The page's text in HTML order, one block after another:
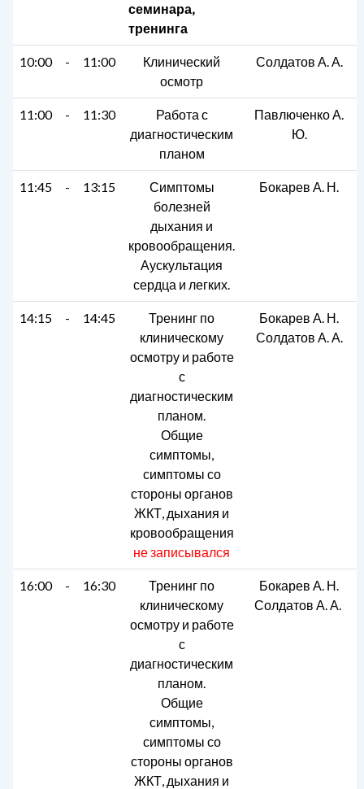
семинара,
тренинга
10:00 - 11:00
Клинический
осмотр
Солдатов А. А.
11:00 - 11:30
Работа с
диагностическим
планом
Павлюченко А.
Ю.
11:45 - 13:15
Симптомы
болезней
дыхания и
кровообращения.
Аускультация
сердца и легких.
Бокарев А. Н.
14:15 - 14:45
Тренинг по
клиническому
осмотру и работе
с
диагностическим
планом.
Общие
симптомы,
симптомы со
стороны органов
ЖКТ, дыхания и
кровообращения
не записывался
Бокарев А. Н.
Солдатов А. А.
16:00 - 16:30
Тренинг по
клиническому
осмотру и работе
с
диагностическим
планом.
Общие
симптомы,
симптомы со
стороны органов
ЖКТ, дыхания и
Бокарев А. Н.
Солдатов А. А.